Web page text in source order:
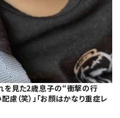
を見た2歳息子の“衝撃の行
（笑）」「お顔はかなり重症レ